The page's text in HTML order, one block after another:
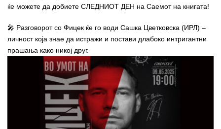
ќе можете да добиете СЛЕДНИОТ ДЕН на Саемот на книгата!
🎤 Разговорот со Фицек ќе го води Сашка Цветковска (ИРЛ) –
личност која знае да истражи и постави длабоко интригантни
прашања како никој друг.